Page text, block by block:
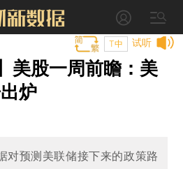
试听
T中
美股一周前瞻：美
炉
对预测美联储接下来的政策路